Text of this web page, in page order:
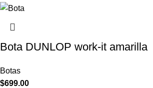
Bota DUNLOP work-it amarilla
Botas
$699.00